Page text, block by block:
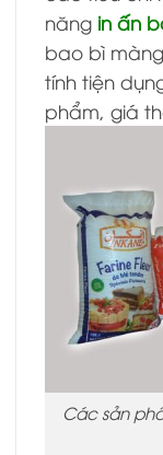
năng in ấn
bao bì
tính tiện
phẩm, giá
Các sản